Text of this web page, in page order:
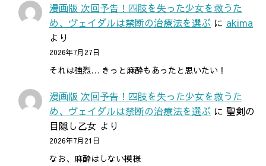
漫画版 次回予告！四肢を失った少女を救うた
め、ヴェイダルは禁断の治療法を選ぶ に akima
より
2026年7月27日
それは強烈… きっと麻酔もあったと思いたい！
漫画版 次回予告！四肢を失った少女を救うた
め、ヴェイダルは禁断の治療法を選ぶ に 聖剣の
目隠し乙女 より
2026年7月21日
なお、麻酔はしない模様